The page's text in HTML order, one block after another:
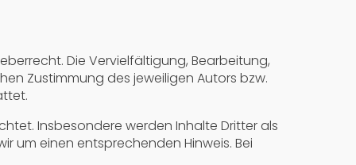
Die Vervielfältigung, Bearbeitung,
Zustimmung des jeweiligen Autors bzw.
Insbesondere werden Inhalte Dritter als
um einen entsprechenden Hinweis. Bei